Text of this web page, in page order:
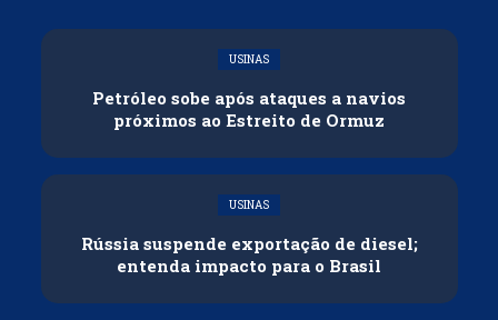
USINAS
Petróleo sobe após ataques a navios
próximos ao Estreito de Ormuz
USINAS
Rússia suspende exportação de diesel;
entenda impacto para o Brasil